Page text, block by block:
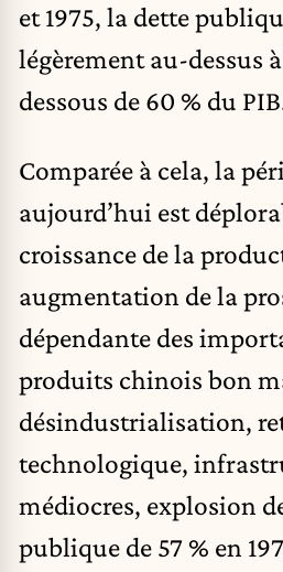
et 1975, la dette
légèrement au-dessus
dessous de 60 % du
Comparée à cela, la
aujourd’hui est
croissance de la
augmentation de la
dépendante des
produits chinois bon
désindustrialisation,
technologique,
médiocres, explosion
publique de 57 % en